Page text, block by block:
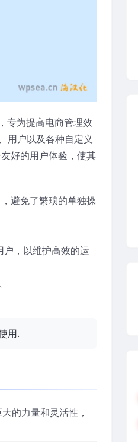
专为提高电商管理效
用户以及各种自定义
好的用户体验，使其
避免了繁琐的单独操
，以维护高效的运
用.
的力量和灵活性，